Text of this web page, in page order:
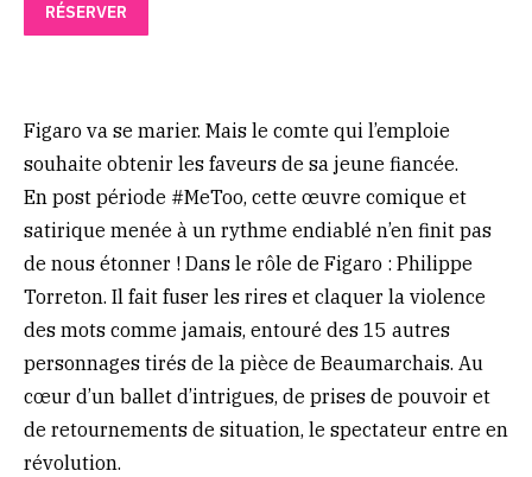
RÉSERVER
Figaro va se marier. Mais le comte qui l’emploie
souhaite obtenir les faveurs de sa jeune fiancée.
En post période #MeToo, cette œuvre comique et
satirique menée à un rythme endiablé n’en finit pas
de nous étonner ! Dans le rôle de Figaro : Philippe
Torreton. Il fait fuser les rires et claquer la violence
des mots comme jamais, entouré des 15 autres
personnages tirés de la pièce de Beaumarchais. Au
cœur d’un ballet d’intrigues, de prises de pouvoir et
de retournements de situation, le spectateur entre en
révolution.